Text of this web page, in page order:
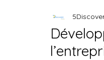
Cas d'usage